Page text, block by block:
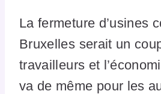
La fermeture d’usines
Bruxelles serait un
travailleurs et
va de même pour les